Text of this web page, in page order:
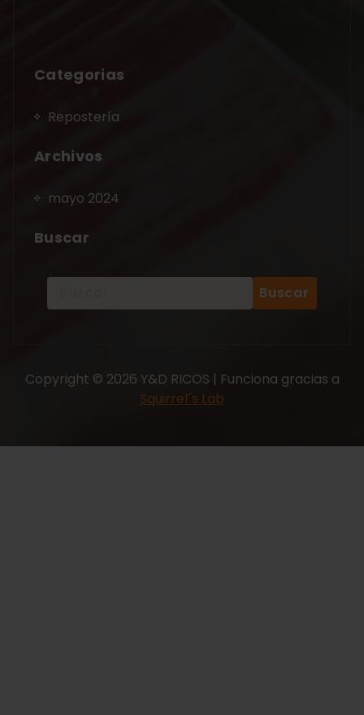
Categorias
Repostería
Archivos
mayo 2024
Buscar
Copyright © 2026 Y&D RICOS | Funciona gracias a
Squirrel´s Lab